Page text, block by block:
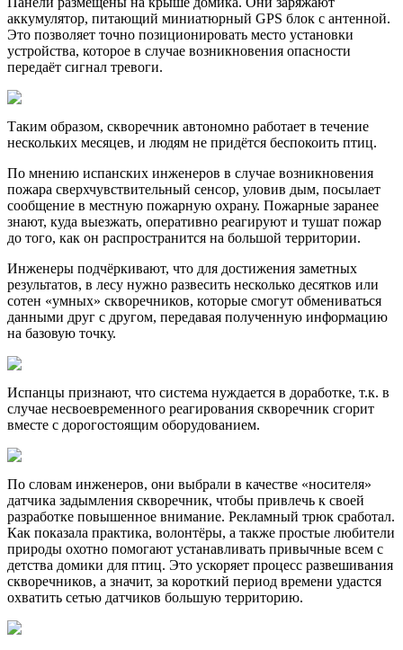
аккумулятор, питающий миниатюрный GPS блок с антенной.
Это позволяет точно позиционировать место установки
устройства, которое в случае возникновения опасности
передаёт сигнал тревоги.
Таким образом, скворечник автономно работает в течение
нескольких месяцев, и людям не придётся беспокоить птиц.
По мнению испанских инженеров в случае возникновения
пожара сверхчувствительный сенсор, уловив дым, посылает
сообщение в местную пожарную охрану. Пожарные заранее
знают, куда выезжать, оперативно реагируют и тушат пожар
до того, как он распространится на большой территории.
Инженеры подчёркивают, что для достижения заметных
результатов, в лесу нужно развесить несколько десятков или
сотен «умных» скворечников, которые смогут обмениваться
данными друг с другом, передавая полученную информацию
на базовую точку.
Испанцы признают, что система нуждается в доработке, т.к. в
случае несвоевременного реагирования скворечник сгорит
вместе с дорогостоящим оборудованием.
По словам инженеров, они выбрали в качестве «носителя»
датчика задымления скворечник, чтобы привлечь к своей
разработке повышенное внимание. Рекламный трюк сработал.
Как показала практика, волонтёры, а также простые любители
природы охотно помогают устанавливать привычные всем с
детства домики для птиц. Это ускоряет процесс развешивания
скворечников, а значит, за короткий период времени удастся
охватить сетью датчиков большую территорию.